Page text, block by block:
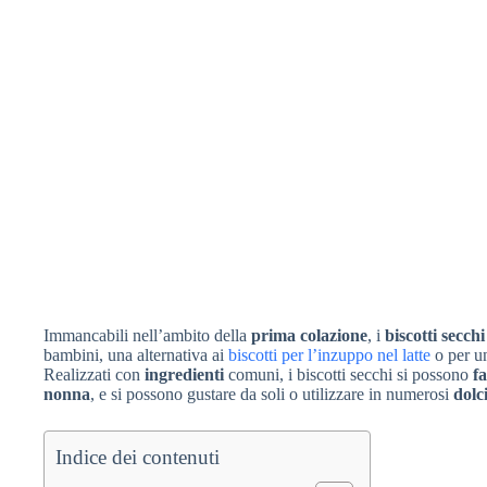
Immancabili nell’ambito della prima colazione, i biscotti secchi
bambini, una alternativa ai biscotti per l’inzuppo nel latte o per
Realizzati con ingredienti comuni, i biscotti secchi si possono
nonna, e si possono gustare da soli o utilizzare in numerosi dolci
Indice dei contenuti